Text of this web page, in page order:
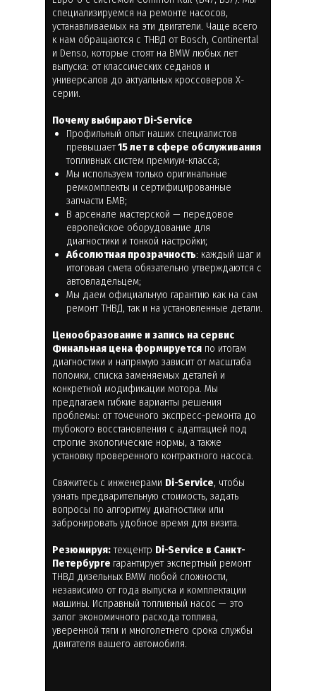
специализируемся на ремонте насосов,
устанавливаемых на эти двигатели. Чаще всего
к нам обращаются с ТНВД от Bosch, Continental
и Denso, которые стоят на BMW любых лет
выпуска: от классических седанов и
универсалов до актуальных кроссоверов X-
серии.
Почему выбирают Di-Service
Профильный опыт наших специалистов
превышает15 лет в сфере обслуживания
топливных систем премиум-класса;
Мы используем только оригинальные
ремкомплекты и сертифицированные
запчасти БМВ;
В арсенале мастерской — передовое
европейское оборудование для
диагностики и тонкой настройки;
Абсолютная прозрачность: каждый шаг и
итоговая смета обязательно утверждаются с
автовладельцем;
Мы даем официальную гарантию как на сам
ремонт ТНВД, так и на установленные детали.
Ценообразование и запись на сервис
Финальная цена формируется по итогам
диагностики и напрямую зависит от масштаба
поломки, списка заменяемых деталей и
конкретной модификации мотора. Мы
предлагаем гибкие варианты решения
проблемы: от точечного экспресс-ремонта до
глубокого восстановления с адаптацией под
строгие экологические нормы, а также
установку проверенного контрактного насоса.
Свяжитесь с инженерами Di-Service, чтобы
узнать предварительную стоимость, задать
вопросы по алгоритму диагностики или
забронировать удобное время для визита.
Резюмируя:техцентр Di-Service в Санкт-
Петербурге гарантирует экспертный ремонт
ТНВД дизельных BMW любой сложности,
независимо от года выпуска и комплектации
машины. Исправный топливный насос — это
залог экономичного расхода топлива,
уверенной тяги и многолетнего срока службы
двигателя вашего автомобиля.